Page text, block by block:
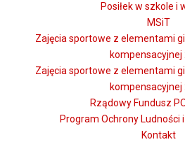
Posiłek w szkole i
MSiT
Zajęcia sportowe z elementami
kompensacyjnej
Zajęcia sportowe z elementami
kompensacyjnej
Rządowy Fundusz
Program Ochrony Ludności
Kontakt